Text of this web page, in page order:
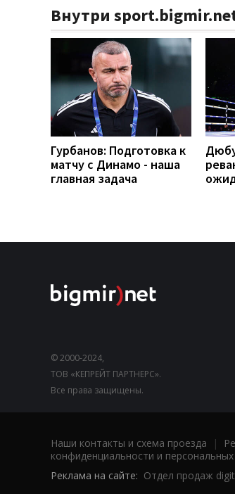
Внутри
Гурбанов: Подготовка к
матчу с Динамо - наша
главная задача
© 2000-2024,
ТОВ «КЕПРЕЙТ ПАРТНЕРС».
Все права защищены.
Наши контакты и схема проезда |
конфиденциальности и
Реклама на сайте: Отдел продаж